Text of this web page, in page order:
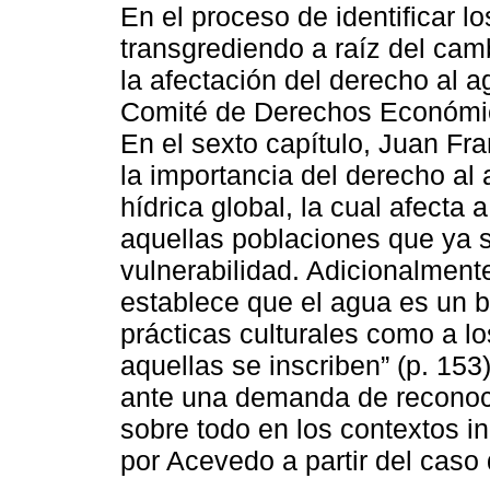
En el proceso de identificar
transgrediendo a raíz del
la afectación del derecho al
Comité de Derechos
En el sexto capítulo, Juan
la importancia del derecho al
hídrica global, la cual afecta
aquellas poblaciones que ya
vulnerabilidad.
establece que el agua es un
prácticas culturales como a
aquellas se inscriben” (p.
ante una demanda de
sobre todo en los contextos
por Acevedo a partir del